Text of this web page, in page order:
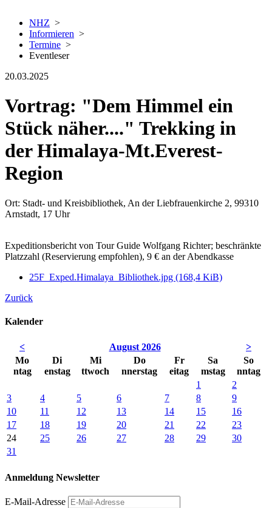
NHZ >
Informieren >
Termine >
Eventleser
20.03.2025
Vortrag: "Dem Himmel ein
Stück näher...." Trekking in
der Himalaya-Mt.Everest-
Region
Ort: Stadt- und Kreisbibliothek, An der Liebfrauenkirche 2, 99310
Arnstadt, 17 Uhr
Expeditionsbericht von Tour Guide Wolfgang Richter; beschränkte
Platzzahl (Reservierung empfohlen), 9 € an der Abendkasse
25F_Exped.Himalaya_Bibliothek.jpg (168,4 KiB)
Zurück
Kalender
< August 2026
>
Mo
ntag
Di
enstag
Mi
ttwoch
Do
nnerstag
Fr
eitag
Sa
mstag
So
nntag
1
2
3
4 5 6 7 8
9
10
11 12 13 14 15
16
17
18 19 20 21 22
23
24
25 26 27 28 29
30
31
Anmeldung Newsletter
E-Mail-Adresse